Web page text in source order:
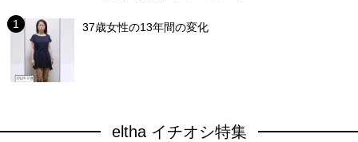
37歳女性の13年間の変化
eltha イチオシ特集